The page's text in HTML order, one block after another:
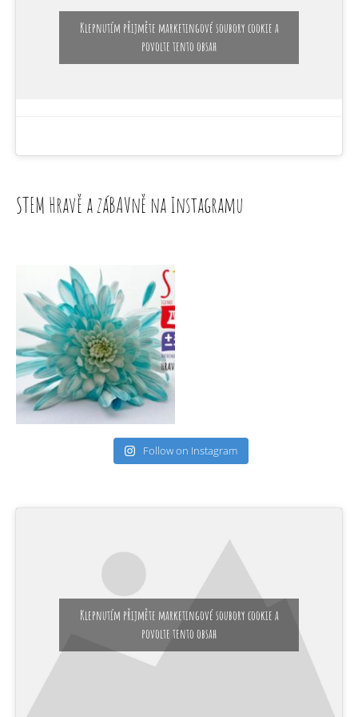
Klepnutím přijměte marketingové soubory cookie a
povolte tento obsah
STEM Hravě a záBAVně na Instagramu
Follow on Instagram
Klepnutím přijměte marketingové soubory cookie a
povolte tento obsah